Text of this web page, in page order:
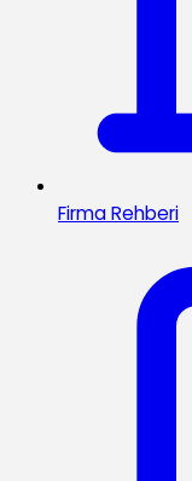
Firma Rehberi